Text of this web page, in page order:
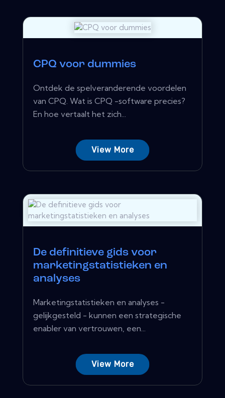
CPQ voor dummies
Ontdek de spelveranderende voordelen
van CPQ. Wat is CPQ -software precies?
En hoe vertaalt het zich...
View More
De definitieve gids voor
marketingstatistieken en
analyses
Marketingstatistieken en analyses -
gelijkgesteld - kunnen een strategische
enabler van vertrouwen, een...
View More